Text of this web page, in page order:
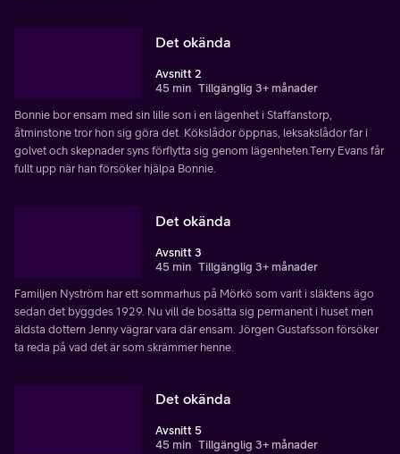
Det okända
Avsnitt 2
45 min Tillgänglig 3+ månader
Bonnie bor ensam med sin lille son i en lägenhet i Staffanstorp,
åtminstone tror hon sig göra det. Kökslådor öppnas, leksakslådor far i
golvet och skepnader syns förflytta sig genom lägenheten.Terry Evans får
fullt upp när han försöker hjälpa Bonnie.
Det okända
Avsnitt 3
45 min Tillgänglig 3+ månader
Familjen Nyström har ett sommarhus på Mörkö som varit i släktens ägo
sedan det byggdes 1929. Nu vill de bosätta sig permanent i huset men
äldsta dottern Jenny vägrar vara där ensam. Jörgen Gustafsson försöker
ta reda på vad det är som skrämmer henne.
Det okända
Avsnitt 5
45 min Tillgänglig 3+ månader